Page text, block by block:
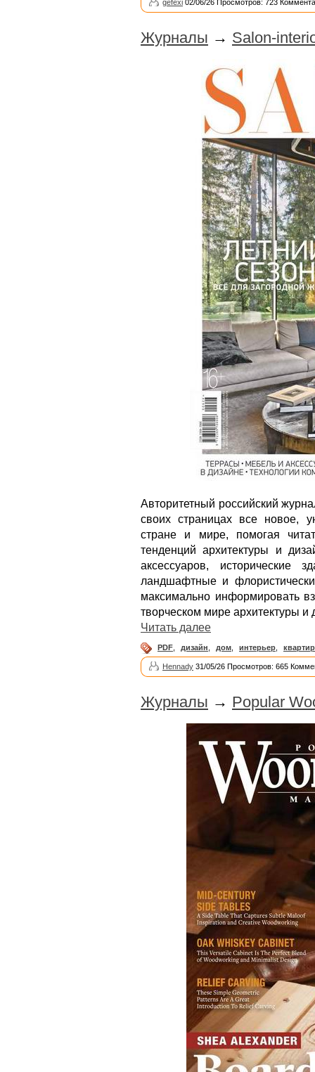
gefexi 02/06/26 Просмотров: 723
Журналы → Salon-
Авторитетный российский
своих страницах все новое,
стране и мире, помогая
тенденций архитектуры и
аксессуаров, исторические
ландшафтные и
максимально информировать
творческом мире архитектуры и
Читать далее
PDF дизайн дом интерьер
Hennady 31/05/26 Просмотров: 665
Журналы → Popular